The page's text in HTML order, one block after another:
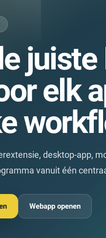
elk
desktop-app,
vanuit één
Webapp openen